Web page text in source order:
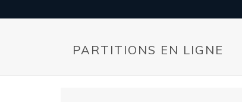
PARTITIONS EN LIGNE